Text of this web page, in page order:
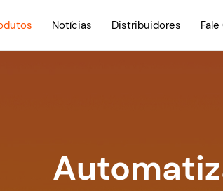
Notícias Distribuidores